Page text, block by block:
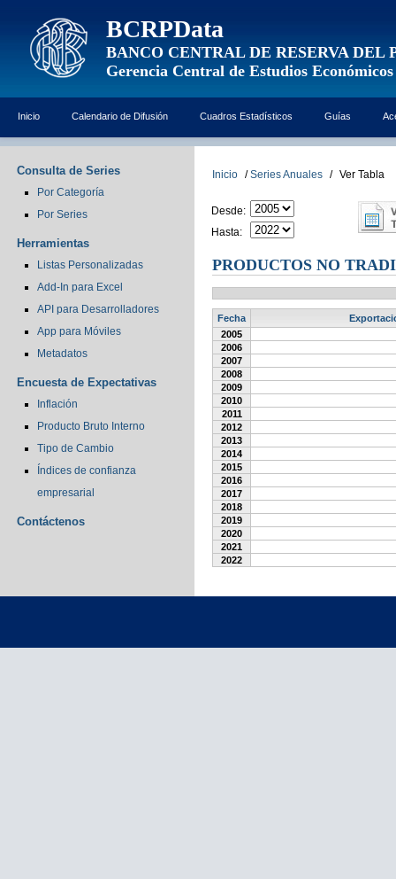
BCRPData
BANCO CENTRAL DE RESERVA DEL
Gerencia Central de Estudios Económicos
Inicio Calendario de Difusión Cuadros Estadísticos Guías
Consulta de Series
Por Categoría
Por Series
Herramientas
Listas Personalizadas
Add-In para Excel
API para Desarrolladores
App para Móviles
Metadatos
Encuesta de Expectativas
Inflación
Producto Bruto Interno
Tipo de Cambio
Índices de confianza
empresarial
Contáctenos
Inicio / Series Anuales / Ver Tabla
Desde:
Hasta:
PRODUCTOS NO
Fecha
2005
2006
2007
2008
2009
2010
2011
2012
2013
2014
2015
2016
2017
2018
2019
2020
2021
2022